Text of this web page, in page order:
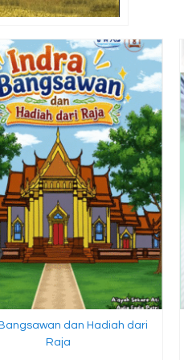
dan Hadiah dari
Raja